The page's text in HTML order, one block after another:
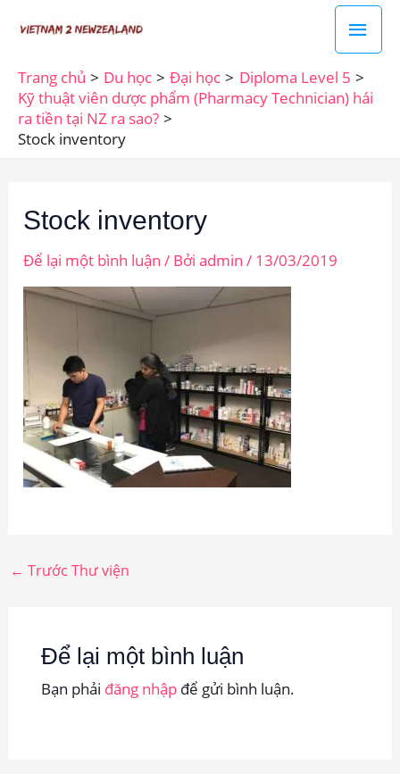
dung
Trang chủ Du học Đại học
Diploma Level 5
Kỹ thuật viên dược phẩm (Pharmacy Technician) hái
ra tiền tại NZ ra sao?
Stock inventory
Stock inventory
Để lại một bình luận / Bởiadmin/ 13/03/2019
← Trước Thư viện
Để lại một bình luận
Bạn phải đăng nhậpđể gửi bình luận.